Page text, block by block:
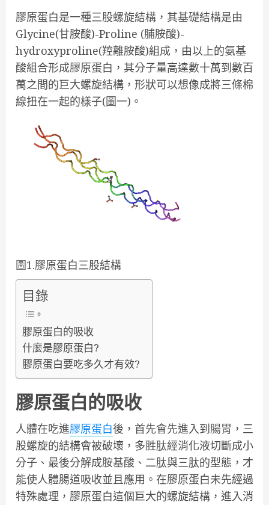
膠原蛋白是一種三股螺旋結構，其基礎結構是由
Glycine(甘胺酸)-Proline (脯胺酸)-
hydroxyproline(羫離胺酸)組成，由以上的氨基
酸組合形成膠原蛋白，其分子量高達數十萬到數百
萬之間的巨大螺旋結構，形狀可以想像成將三條棉
線扭在一起的樣子(圖一)。
圖1.膠原蛋白三股結構
目錄
膠原蛋白的吸收
什麼是膠原蛋白?
膠原蛋白要吃多久才有效?
膠原蛋白的吸收
人體在吃進膠原蛋白後，首先會先進入到腸胃，三
股螺旋的結構會被破壞，多胜肽經消化液切斷成小
分子、最後分解成胺基酸、二肽與三肽的型態，才
能使人體腸道吸收並且應用。在膠原蛋白未先經過
特殊處理，膠原蛋白這個巨大的螺旋結構，進入消